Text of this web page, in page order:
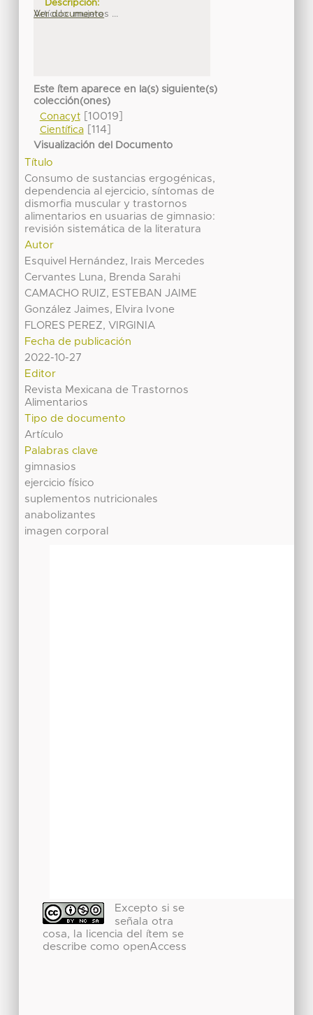
Descripción:
Artículo_mujeres ...
Ver documento
Este ítem aparece en la(s) siguiente(s)
colección(ones)
Conacyt[10019]
Científica[114]
Visualización del Documento
Título
Consumo de sustancias ergogénicas,
dependencia al ejercicio, síntomas de
dismorfia muscular y trastornos
alimentarios en usuarias de gimnasio:
revisión sistemática de la literatura
Autor
Esquivel Hernández, Irais Mercedes
Cervantes Luna, Brenda Sarahi
CAMACHO RUIZ, ESTEBAN JAIME
González Jaimes, Elvira Ivone
FLORES PEREZ, VIRGINIA
Fecha de publicación
2022-10-27
Editor
Revista Mexicana de Trastornos
Alimentarios
Tipo de documento
Artículo
Palabras clave
gimnasios
ejercicio físico
suplementos nutricionales
anabolizantes
imagen corporal
Excepto si se
señala otra
cosa, la licencia del ítem se
describe como openAccess